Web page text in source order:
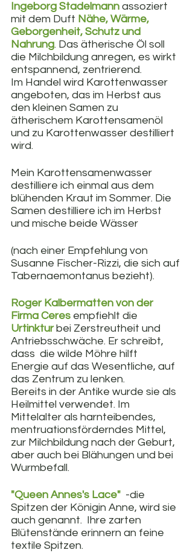
Ingeborg Stadelmann assoziert
mit dem Duft Nähe, Wärme,
Geborgenheit, Schutz und
Nahrung. Das ätherische Öl soll
die Milchbildung anregen, es wirkt
entspannend, zentrierend.
Im Handel wird Karottenwasser
angeboten, das im Herbst aus
den kleinen Samen zu
ätherischem Karottensamenöl
und zu Karottenwasser destilliert
wird.
Mein Karottensamenwasser
destilliere ich einmal aus dem
blühenden Kraut im Sommer. Die
Samen destilliere ich im Herbst
und mische beide Wässer
(nach einer Empfehlung von
Susanne Fischer-Rizzi, die sich auf
Tabernaemontanus bezieht).
Roger Kalbermatten von der
Firma Ceres empfiehlt die
Urtinktur bei Zerstreutheit und
Antriebsschwäche. Er schreibt,
dass  die wilde Möhre hilft
Energie auf das Wesentliche, auf
das Zentrum zu lenken.
Bereits in der Antike wurde sie als
Heilmittel verwendet. Im
Mittelalter als harnteibendes,
mentruationsförderndes Mittel,
zur Milchbildung nach der Geburt,
aber auch bei Blähungen und bei
Wurmbefall.
"Queen Annes's Lace" -die
Spitzen der Königin Anne, wird sie
auch genannt.  Ihre zarten
Blütenstände erinnern an feine
textile Spitzen.